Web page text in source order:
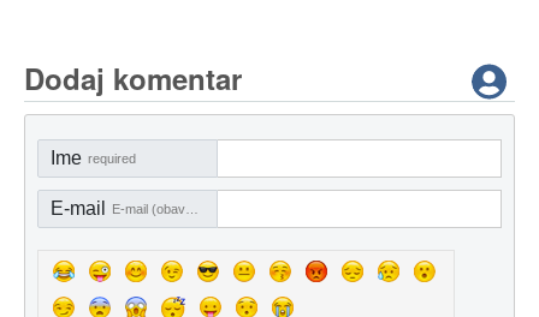
Dodaj komentar
Ime required
E-mail